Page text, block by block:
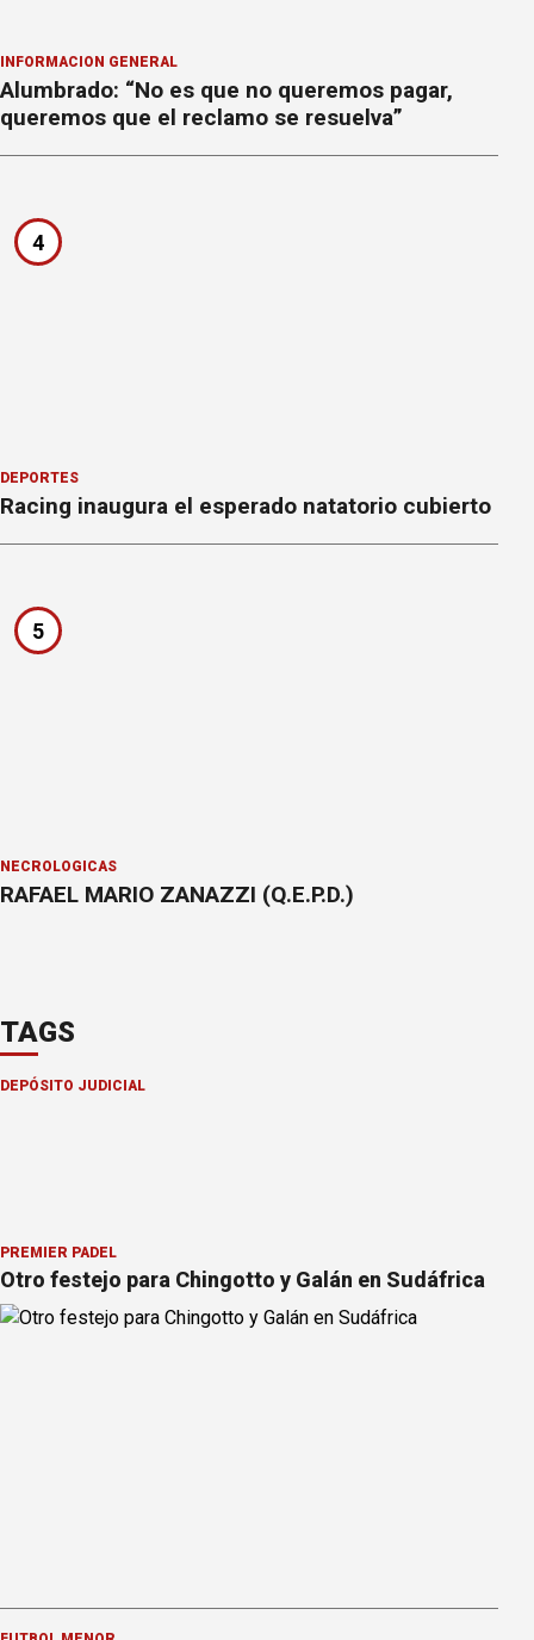
INFORMACION GENERAL
Alumbrado: “No es que no queremos pagar,
queremos que el reclamo se resuelva”
4
DEPORTES
Racing inaugura el esperado natatorio cubierto
5
NECROLÓGICAS
RAFAEL MARIO ZANAZZI (Q.E.P.D.)
TAGS
DEPÓSITO JUDICIAL
PREMIER PÁDEL
Otro festejo para Chingotto y Galán en Sudáfrica